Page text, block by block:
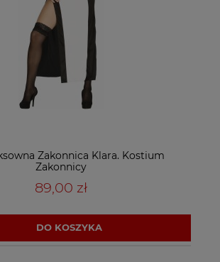
Zakonnica Klara. Kostium
Zakonnicy
89,00 zł
DO KOSZYKA